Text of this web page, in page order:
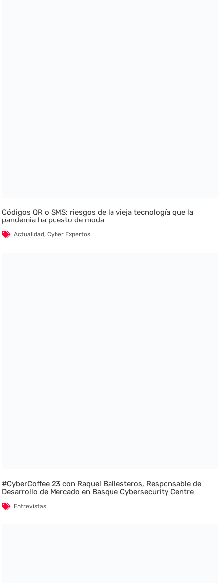
Códigos QR o SMS: riesgos de la vieja tecnología que la
pandemia ha puesto de moda
Actualidad,Cyber Expertos
#CyberCoffee 23 con Raquel Ballesteros, Responsable de
Desarrollo de Mercado en Basque Cybersecurity Centre
Entrevistas